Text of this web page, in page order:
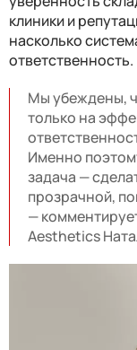
клиники и
насколько
ответственность.
Мы убеждены,
только на
Именно
задача —
прозрачной,
—
Aesthetics